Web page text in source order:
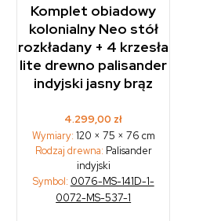
Komplet obiadowy
kolonialny Neo stół
rozkładany + 4 krzesła
lite drewno palisander
indyjski jasny brąz
4.299,00 zł
Wymiary: 120 × 75 × 76 cm
Rodzaj drewna: Palisander
indyjski
Symbol: 0076-MS-141D-1-
0072-MS-537-1